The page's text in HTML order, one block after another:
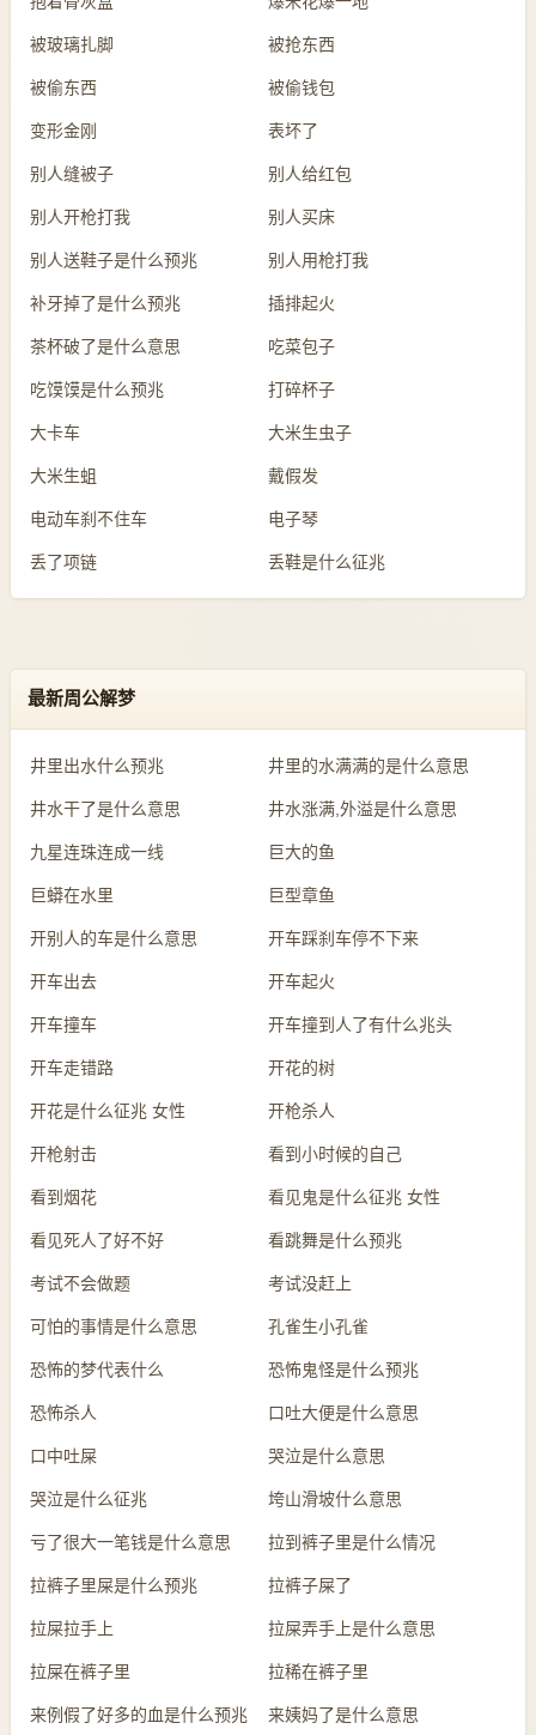
被玻璃扎脚 被抢东西
被偷东西 被偷钱包
变形金刚 表坏了
别人缝被子 别人给红包
别人开枪打我 别人买床
别人送鞋子是什么预兆 别人用枪打我
补牙掉了是什么预兆 插排起火
茶杯破了是什么意思 吃菜包子
吃馍馍是什么预兆 打碎杯子
大卡车 大米生虫子
大米生蛆 戴假发
电动车刹不住车 电子琴
丢了项链 丢鞋是什么征兆
最新周公解梦
井里出水什么预兆 井里的水满满的是什么意思
井水干了是什么意思 井水涨满,外溢是什么意思
九星连珠连成一线 巨大的鱼
巨蟒在水里 巨型章鱼
开别人的车是什么意思 开车踩刹车停不下来
开车出去 开车起火
开车撞车 开车撞到人了有什么兆头
开车走错路 开花的树
开花是什么征兆 女性 开枪杀人
开枪射击 看到小时候的自己
看到烟花 看见鬼是什么征兆 女性
看见死人了好不好 看跳舞是什么预兆
考试不会做题 考试没赶上
可怕的事情是什么意思 孔雀生小孔雀
恐怖的梦代表什么 恐怖鬼怪是什么预兆
恐怖杀人 口吐大便是什么意思
口中吐屎 哭泣是什么意思
哭泣是什么征兆 垮山滑坡什么意思
亏了很大一笔钱是什么意思 拉到裤子里是什么情况
拉裤子里屎是什么预兆 拉裤子屎了
拉屎拉手上 拉屎弄手上是什么意思
拉屎在裤子里 拉稀在裤子里
来例假了好多的血是什么预兆 来姨妈了是什么意思